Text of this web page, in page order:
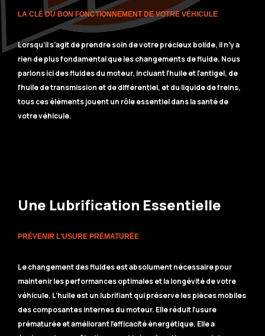
LA CLÉ DU BON FONCTIONNEMENT DE VOTRE VÉHICULE
Lorsqu’il s’agit de prendre soin de votre précieux bolide, il n’y a
rien de plus fondamental que les changements de fluide. Nous
parlons ici des fluides du moteur, incluant l’huile et l’antigel, de
l’huile de transmission et de différentiel, et du liquide de freins,
tous ces éléments jouent un rôle essentiel dans la santé de
votre véhicule.
Une Lubrification Essentielle
PRÉVENIR L'USURE PRÉMATURÉE
Le changement des fluides est absolument nécessaire pour
maintenir les performances optimales et la longévité de votre
véhicule. L’huile est un lubrifiant qui préserve les pièces mobiles
des composantes internes du moteur. Elle réduit l’usure
prématurée et améliorant l’efficacité énergétique. Elle a